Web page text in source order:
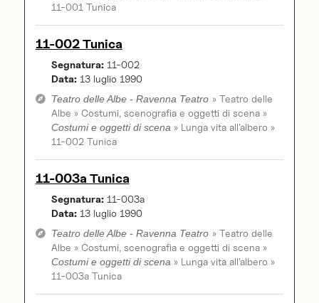
11-001 Tunica
11-002 Tunica
Segnatura:11-002
Data:13 luglio 1990
Teatro delle Albe - Ravenna Teatro
Albe » Costumi, scenografia e oggetti di scena »
Costumi e oggetti di scena
11-002 Tunica
11-003a Tunica
Segnatura:11-003a
Data:13 luglio 1990
Teatro delle Albe - Ravenna Teatro
Albe » Costumi, scenografia e oggetti di scena »
Costumi e oggetti di scena
11-003a Tunica